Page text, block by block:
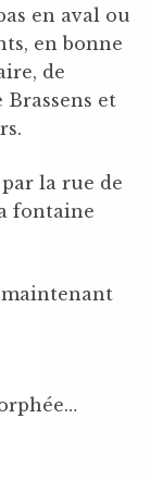
en aval ou
en bonne
de
et
la rue de
fontaine